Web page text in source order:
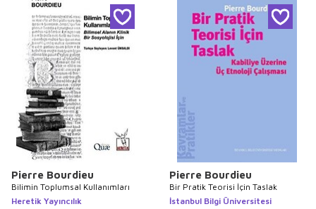
Pierre Bourdieu
Bilimin Toplumsal Kullanımları
Heretik Yayıncılık
Pierre Bourdieu
Bir Pratik Teorisi İçin Taslak
İstanbul Bilgi Üniversitesi